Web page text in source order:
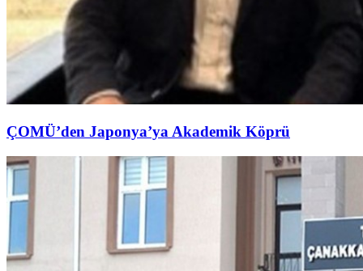
ÇOMÜ’den Japonya’ya Akademik Köprü